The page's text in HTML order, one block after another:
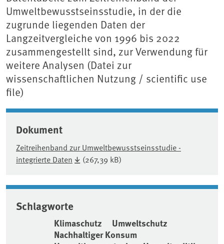
Umweltbewusstseinsstudie, in der die
zugrunde liegenden Daten der
Langzeitvergleiche von 1996 bis 2022
zusammengestellt sind, zur Verwendung für
weitere Analysen (Datei zur
wissenschaftlichen Nutzung / scientific use
file)
Dokument
Zeitreihenband zur Umweltbewusstseinsstudie -
integrierte Daten
(267,39 kB)
Schlagworte
Klimaschutz
Umweltschutz
Nachhaltiger Konsum